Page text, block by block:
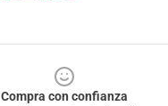
Compra con confianza